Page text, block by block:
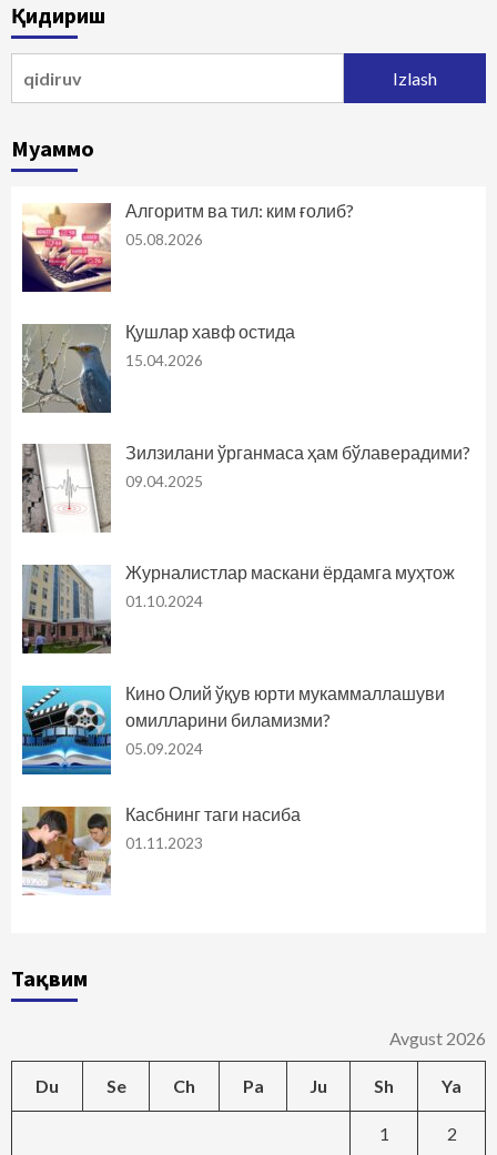
Қидириш
Муаммо
Алгоритм ва тил: ким ғолиб?
05.08.2026
Қушлар хавф остида
15.04.2026
Зилзилани ўрганмаса ҳам бўлаверадими?
09.04.2025
Журналистлар маскани ёрдамга муҳтож
01.10.2024
Кино Олий ўқув юрти мукаммаллашуви
омилларини биламизми?
05.09.2024
Касбнинг таги насиба
01.11.2023
Тақвим
Avgust 2026
Du Se Ch Pa Ju Sh Ya
1 2